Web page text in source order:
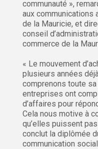
communauté »,
aux communications
de la Mauricie, et
conseil
commerce de la
« Le mouvement
plusieurs années
comprenons toute
entreprises ont
d’affaires pour
Cela nous motive à
qu’elles puissent
conclut la diplômée
communication